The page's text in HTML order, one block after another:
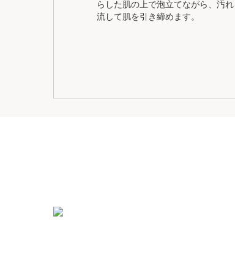
らした肌の上で泡立てながら、汚
流して肌を引き締めます。